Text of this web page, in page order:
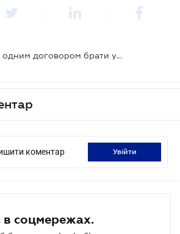
Чи може адвокат за одним договором брати участь в різних справах клієнта - ВС
коментар увійти
в соцмережах.